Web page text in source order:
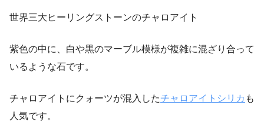
世界三大ヒーリングストーンのチャロアイト
紫色の中に、白や黒のマーブル模様が複雑に混ざり合って
いるような石です。
チャロアイトにクォーツが混入したチャロアイトシリカ も
人気です。